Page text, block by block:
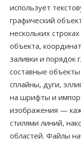
использует
графический
нескольких
объекта,
заливки и порядок
составные
сплайны, дуги,
на шрифты и
изображения —
стилями линий,
областей. Файлы